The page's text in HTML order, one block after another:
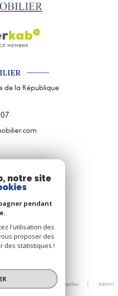
de la République
SUIVRE
droits réservés
Mentions légales
Admin
notre site
pendant
l'utilisation des
proposer des
des statistiques !